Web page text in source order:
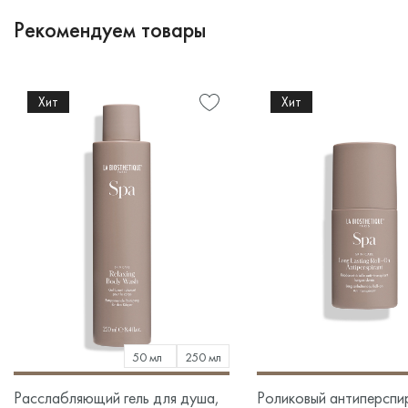
Рекомендуем товары
Хит
50 мл 250 мл
Расслабляющий гель для душа,
Хит
Роликовый